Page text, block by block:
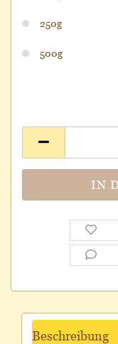
250g
500g
Beschreibung